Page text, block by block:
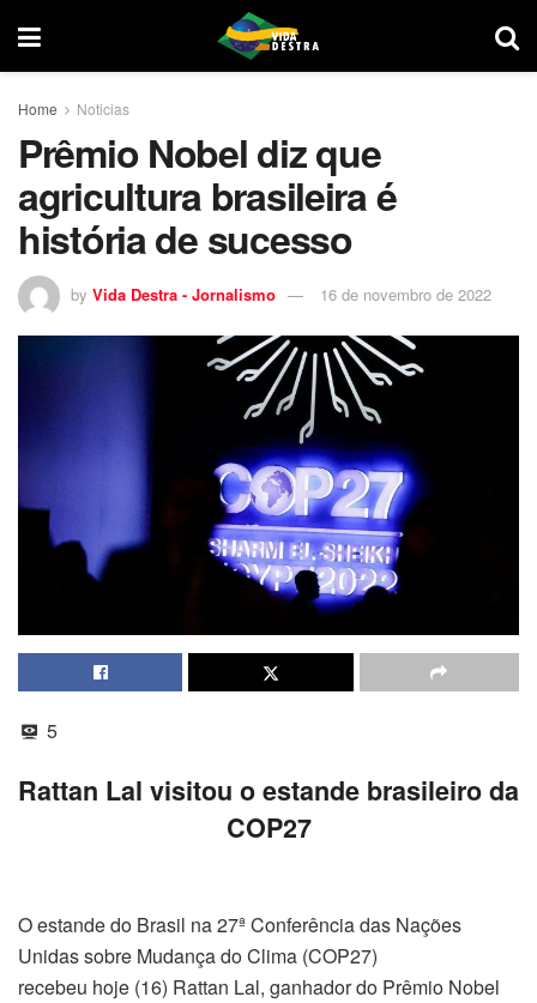
Home Noticias
Prêmio Nobel diz que
agricultura brasileira é
história de sucesso
by Vida Destra - Jornalismo 16 de novembro de 2022
5
Rattan Lal visitou o estande brasileiro da
COP27
O estande do Brasil na 27ª Conferência das Nações
Unidas sobre Mudança do Clima (COP27)
recebeu hoje (16) Rattan Lal, ganhador do Prêmio Nobel